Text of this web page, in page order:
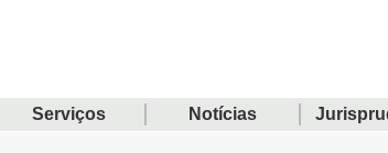
Serviços Notícias